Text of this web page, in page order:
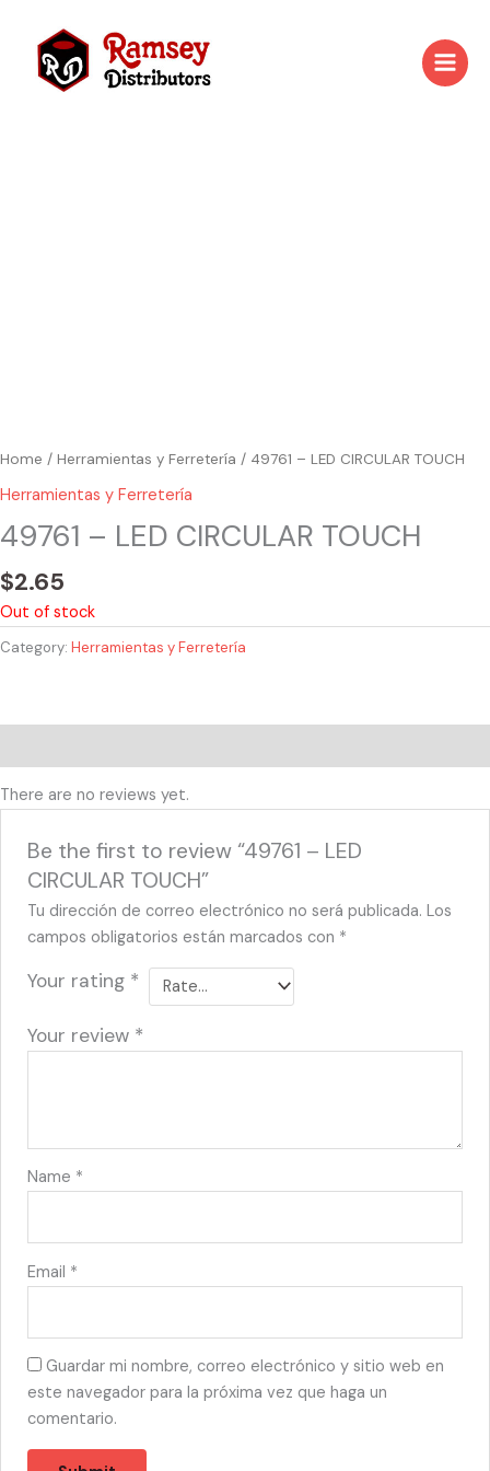
content
Home / Herramientas y Ferretería / 49761 – LED CIRCULAR TOUCH
Herramientas y Ferretería
49761 – LED CIRCULAR TOUCH
$2.65
Out of stock
Category: Herramientas y Ferretería
There are no reviews yet.
Be the first to review “49761 – LED
CIRCULAR TOUCH”
Tu dirección de correo electrónico no será publicada. Los
campos obligatorios están marcados con *
Your rating *
Your review *
Name *
Email *
Guardar mi nombre, correo electrónico y sitio web en
este navegador para la próxima vez que haga un
comentario.